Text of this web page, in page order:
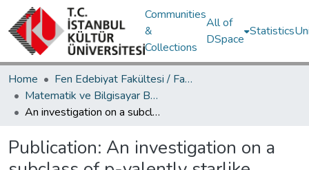
Communities
&
Collections
All of
DSpace
Statistics
Home
Fen Edebiyat Fakültesi / Faculty of Letters and Sciences
Matematik ve Bilgisayar Bölümü / Department of Mathematics and Computer Science
An investigation on a subclass of p-valently starlike functions in the unit disc
Publication: An investigation on a